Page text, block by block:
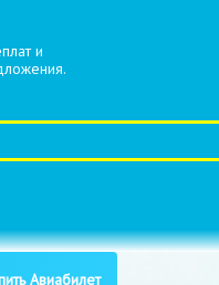
и
Авиабилет